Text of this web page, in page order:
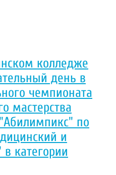
колледже
день в
чемпионата
мастерства
по
и
категории